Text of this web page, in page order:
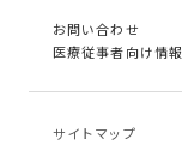
お問い合わせ
医療従事者向け情報
サイトマップ